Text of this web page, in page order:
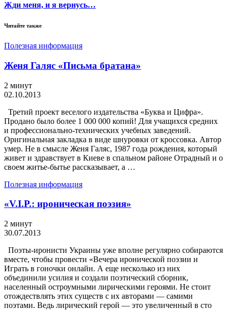
Жди меня, и я вернусь…
Читайте также
Полезная информация
Женя Галяс «Письма братана»
2 минут
02.10.2013
Третий проект веселого издательства «Буква и Цифра».
Продано было более 1 000 000 копий! Для учащихся средних
и профессионально-технических учебных заведений.
Оригинальная закладка в виде шнуровки от кроссовка. Автор
умер. Не в смысле Женя Галяс, 1987 года рождения, который
живет и здравствует в Киеве в спальном районе Отрадный и о
своем житье-бытье рассказывает, а …
Полезная информация
«V.I.P.: ироническая поэзия»
2 минут
30.07.2013
Поэты-иронисти Украины уже вполне регулярно собираются
вместе, чтобы провести «Вечера иронической поэзии и
Играть в гоночки онлайн. А еще несколько из них
объединили усилия и создали поэтический сборник,
населенный остроумными лирическими героями. Не стоит
отождествлять этих существ с их авторами — самими
поэтами. Ведь лирический герой — это увеличенный в сто